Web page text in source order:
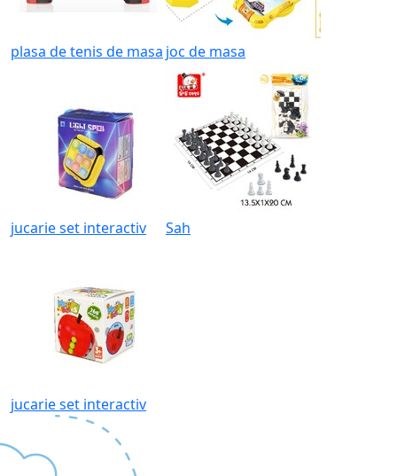
plasa de tenis de masa joc de masa
jucarie set interactiv Sah
jucarie set interactiv